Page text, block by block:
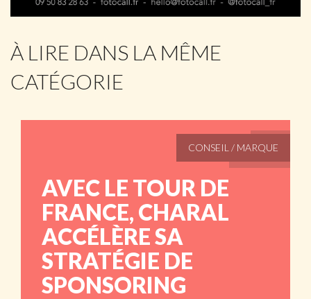
À LIRE DANS LA MÊME
CATÉGORIE
CONSEIL / MARQUE
AVEC LE TOUR DE
FRANCE, CHARAL
ACCÉLÈRE SA
STRATÉGIE DE
SPONSORING